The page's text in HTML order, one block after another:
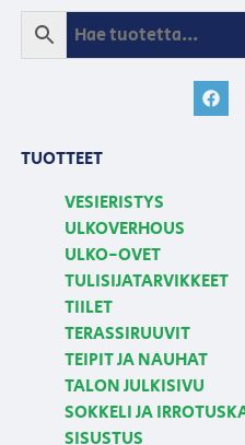
TUOTTEET
VESIERISTYS
ULKOVERHOUS
ULKO-OVET
TULISIJATARVIKKEET
TIILET
TERASSIRUUVIT
TEIPIT JA NAUHAT
TALON JULKISIVU
SOKKELI JA
SISUSTUS